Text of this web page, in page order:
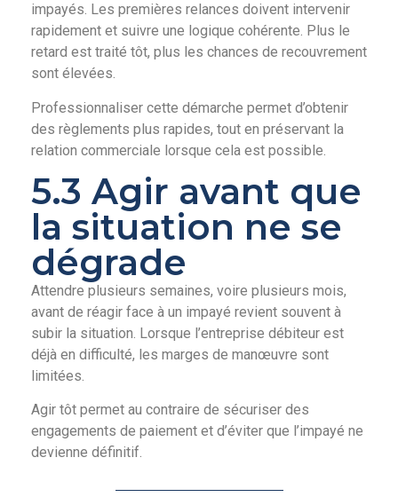
impayés. Les premières relances doivent intervenir
rapidement et suivre une logique cohérente. Plus le
retard est traité tôt, plus les chances de recouvrement
sont élevées.
Professionnaliser cette démarche permet d’obtenir
des règlements plus rapides, tout en préservant la
relation commerciale lorsque cela est possible.
5.3 Agir avant que
la situation ne se
dégrade
Attendre plusieurs semaines, voire plusieurs mois,
avant de réagir face à un impayé revient souvent à
subir la situation. Lorsque l’entreprise débiteur est
déjà en difficulté, les marges de manœuvre sont
limitées.
Agir tôt permet au contraire de sécuriser des
engagements de paiement et d’éviter que l’impayé ne
devienne définitif.